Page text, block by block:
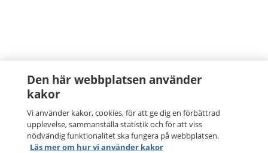
Den här webbplatsen använder
kakor
Vi använder kakor, cookies, för att ge dig en förbättrad
upplevelse, sammanställa statistik och för att viss
nödvändig funktionalitet ska fungera på webbplatsen.
Läs mer om hur vi använder kakor